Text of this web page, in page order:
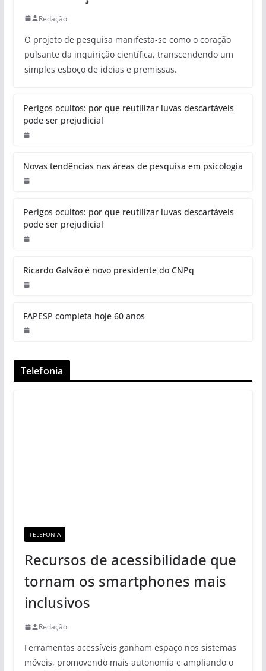
Redação
O projeto de pesquisa manifesta-se como o coração
pulsante da inquirição científica, transcendendo um
simples esboço de ideias e premissas.
Perigos ocultos: por que reutilizar luvas descartáveis
pode ser prejudicial
Novas tendências nas áreas de pesquisa em psicologia
Perigos ocultos: por que reutilizar luvas descartáveis
pode ser prejudicial
Ricardo Galvão é novo presidente do CNPq
FAPESP completa hoje 60 anos
Telefonia
TELEFONIA
Recursos de acessibilidade que
tornam os smartphones mais
inclusivos
Redação
Ferramentas acessíveis ganham espaço nos sistemas
móveis, promovendo mais autonomia e ampliando o